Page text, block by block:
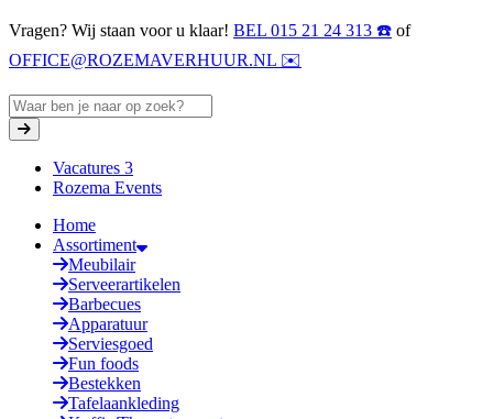
Vragen? Wij staan voor u klaar! BEL 015 21 24 313 ☎️ of
OFFICE@ROZEMAVERHUUR.NL ✉️
Vacatures 3
Rozema Events
Home
Assortiment
Meubilair
Serveerartikelen
Barbecues
Apparatuur
Serviesgoed
Fun foods
Bestekken
Tafelaankleding